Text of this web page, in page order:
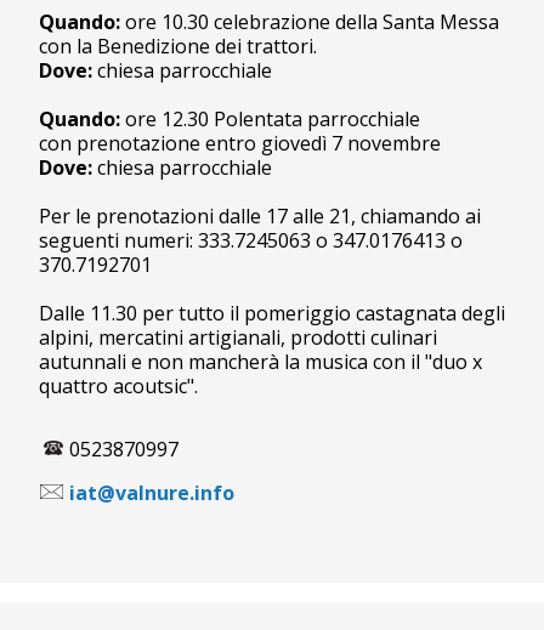
Quando:ore 10.30 celebrazione della Santa Messa
con la Benedizione dei trattori.
Dove:chiesa parrocchiale
Quando:ore 12.30 Polentata parrocchiale
con prenotazione entro giovedì 7 novembre
Dove:chiesa parrocchiale
Per le prenotazioni dalle 17 alle 21, chiamando ai
seguenti numeri: 333.7245063 o 347.0176413 o
370.7192701
Dalle 11.30 per tutto il pomeriggio castagnata degli
alpini, mercatini artigianali, prodotti culinari
autunnali e non mancherà la musica con il "duo x
quattro acoutsic".
0523870997
iat@valnure.info